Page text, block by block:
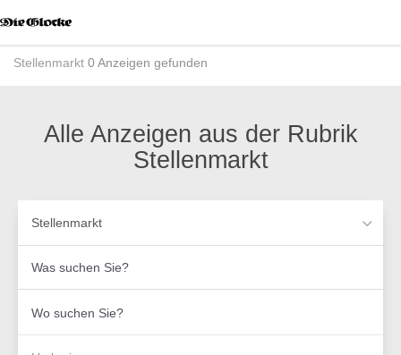
Modus
aktivieren
zurStellenmarkt 0 Anzeigen gefunden
Alle Anzeigen aus der Rubrik
Stellenmarkt
Stellenmarkt
suchen
Sie?
suchen